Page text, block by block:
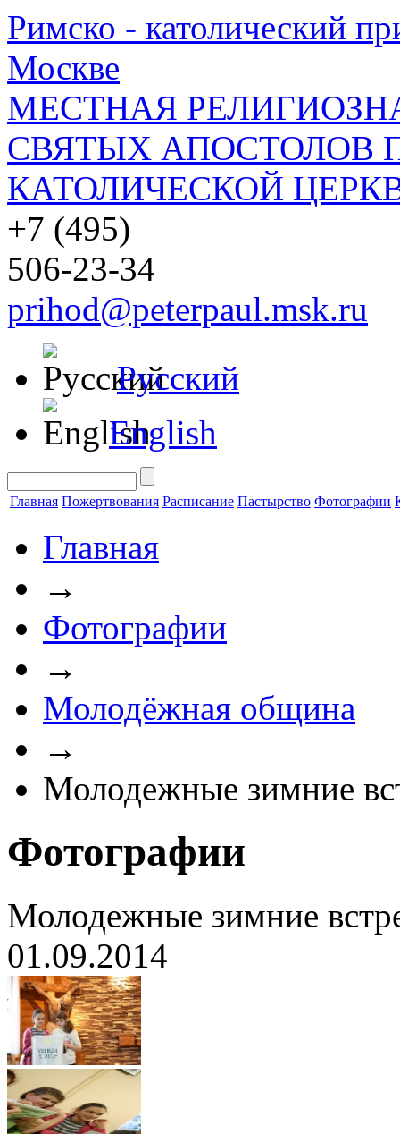
Римско - католический
Москве
МЕСТНАЯ
СВЯТЫХ АПОСТОЛОВ
КАТОЛИЧЕСКОЙ
+7 (495)
506-23-34
prihod@peterpaul.msk.ru
Русский
English
Главная Пожертвования Расписание Пастырство Фотографии
Главная
→
Фотографии
→
Молодёжная община
→
Молодежные зимние
Фотографии
Молодежные зимние
01.09.2014